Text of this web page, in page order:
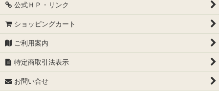
公式ＨＰ・リンク
ショッピングカート
ご利用案内
特定商取引法表示
お問い合せ